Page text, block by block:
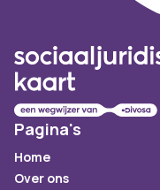
Pagina's
Home
Over ons